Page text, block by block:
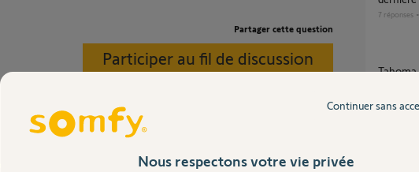
Partager cette question
Participer au fil de discussion
2640961-reinitialiser-tahoma-cas-probleme-homekit
7 réponses
Tahoma switch supprimer le lien avec
Kit
Nous respectons votre vie privée
Continuer sans